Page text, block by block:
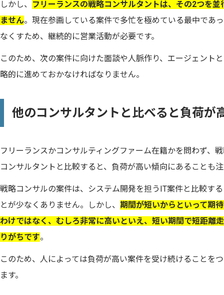
しかし、
フリーランスの戦略コンサルタントは、その2つを
ません。現在参画している案件で多忙を極めている最中であ
なくすため、継続的に営業活動が必要です。
このため、次の案件に向けた面談や人脈作り、エージェント
略的に進めておかなければなりません。
他のコンサルタントと比べると負荷が
フリーランスかコンサルティングファーム在籍かを問わず、
コンサルタントと比較すると、負荷が高い傾向にあることも
戦略コンサルの案件は、システム開発を担うIT案件と比較す
とが少なくありません。しかし、 期間が短いからといって期
わけではなく、むしろ非常に高いといえ、短い期間で短距離
りがちです。
このため、人によっては負荷が高い案件を受け続けることを
ます。